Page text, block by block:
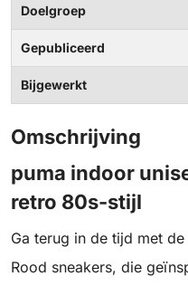
Doelgroep
Gepubliceerd
Bijgewerkt
Omschrijving
puma indoor
retro 80s-stijl
Ga terug in de tijd met
Rood sneakers, die